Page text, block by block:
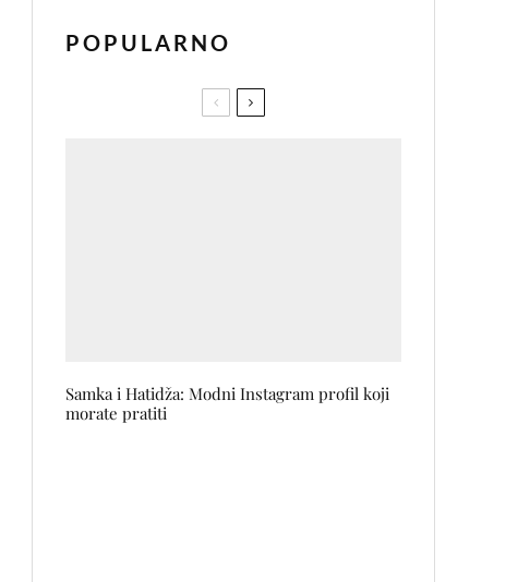
POPULARNO
Samka i Hatidža: Modni Instagram profil koji
morate pratiti